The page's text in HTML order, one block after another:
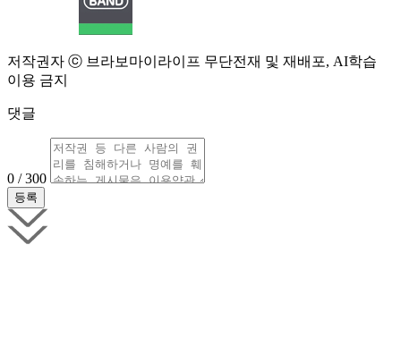
저작권자 ⓒ 브라보마이라이프 무단전재 및 재배포, AI학습
이용 금지
댓글
0 / 300